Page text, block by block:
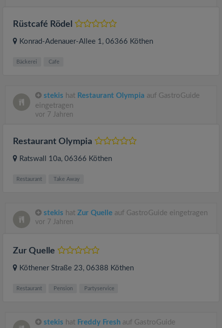
Rüstcafé Rödel
Konrad-Adenauer-Allee 1, 06366 Köthen
Bäckerei Cafe
stekis hat Restaurant Olympia auf GastroGuide
eingetragen
vor 7 Jahren
Restaurant Olympia
Ratswall 10a, 06366 Köthen
Restaurant Take Away
stekis hat Zur Quelle auf GastroGuide eingetragen
vor 7 Jahren
Zur Quelle
Köthener Straße 23, 06388 Köthen
Restaurant Pension Partyservice
stekis hat Freddy Fresh auf GastroGuide